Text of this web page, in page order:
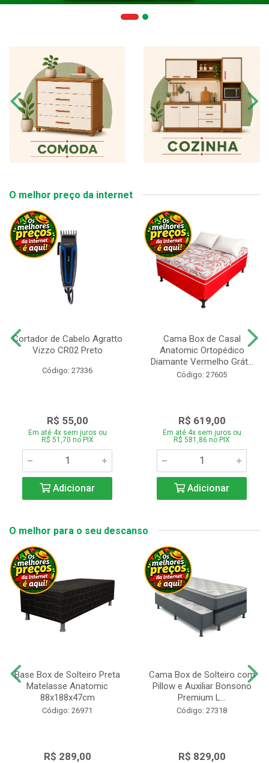
O melhor preço da internet
Cortador de Cabelo Agratto
Vizzo CR02 Preto
Código: 27336
R$ 55,00
Em até 4x sem juros ou
R$ 51,70 no PIX
Adicionar
Cama Box de Casal
Anatomic Ortopédico
Diamante Vermelho Grát...
Código: 27605
R$ 619,00
Em até 4x sem juros ou
R$ 581,86 no PIX
Adicionar
O melhor para o seu descanso
Base Box de Solteiro Preta
Matelasse Anatomic
88x188x47cm
Código: 26971
R$ 289,00
Cama Box de Solteiro com
Pillow e Auxiliar Bonsono
Premium L...
Código: 27318
R$ 829,00